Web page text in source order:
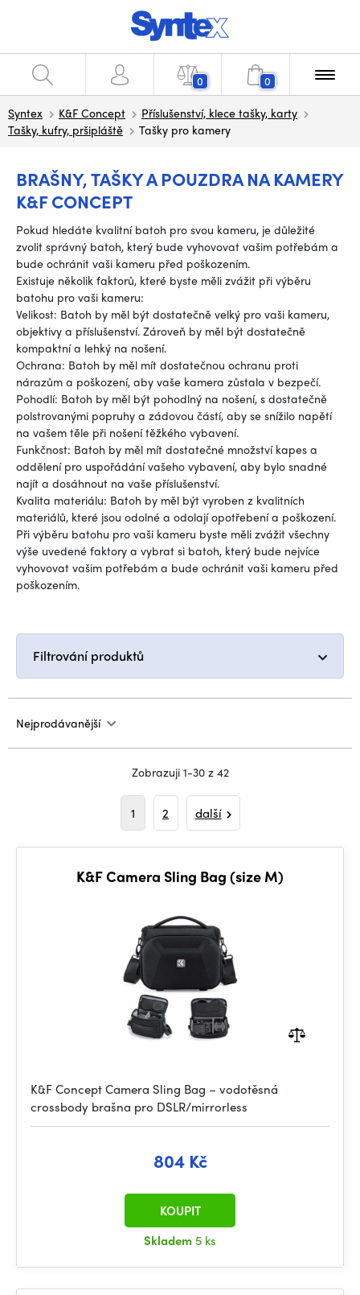
0 0
Syntex K&F Concept
Příslušenství, klece tašky, karty
Tašky, kufry, pršipláště
Tašky pro kamery
BRAŠNY, TAŠKY A POUZDRA NA KAMERY
K&F CONCEPT
Pokud hledáte kvalitní batoh pro svou kameru, je důležité
zvolit správný batoh, který bude vyhovovat vašim potřebám a
bude ochránit vaši kameru před poškozením.
Existuje několik faktorů, které byste měli zvážit při výběru
batohu pro vaši kameru:
Velikost: Batoh by měl být dostatečně velký pro vaši kameru,
objektivy a příslušenství. Zároveň by měl být dostatečně
kompaktní a lehký na nošení.
Ochrana: Batoh by měl mít dostatečnou ochranu proti
nárazům a poškození, aby vaše kamera zůstala v bezpečí.
Pohodlí: Batoh by měl být pohodlný na nošení, s dostatečně
polstrovanými popruhy a zádovou částí, aby se snížilo napětí
na vašem těle při nošení těžkého vybavení.
Funkčnost: Batoh by měl mít dostatečné množství kapes a
oddělení pro uspořádání vašeho vybavení, aby bylo snadné
najít a dosáhnout na vaše příslušenství.
Kvalita materiálu: Batoh by měl být vyroben z kvalitních
materiálů, které jsou odolné a odolají opotřebení a poškození.
Při výběru batohu pro vaši kameru byste měli zvážit všechny
výše uvedené faktory a vybrat si batoh, který bude nejvíce
vyhovovat vašim potřebám a bude ochránit vaši kameru před
poškozením.
Filtrování produktů
Nejprodávanější
Zobrazuji 1-30 z 42
1 2 další
K&F Camera Sling Bag (size M)
K&F Concept Camera Sling Bag – vodotěsná
crossbody brašna pro DSLR/mirrorless
804 Kč
Skladem 5 ks
KOUPIT